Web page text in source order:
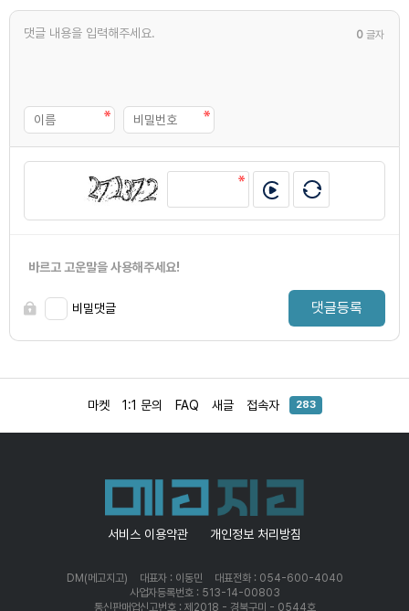
0 글자
바르고 고운말을 사용해주세요!
비밀댓글 댓글등록
마켓 1:1 문의 FAQ 새글 접속자 283
서비스 이용약관 개인정보 처리방침
DM(메고지고) 대표자 : 이동민
대표전화 : 054-600-4040
사업자등록번호 : 513-14-00803
통신판매업신고번호 : 제2018 - 경북구미 - 0544호